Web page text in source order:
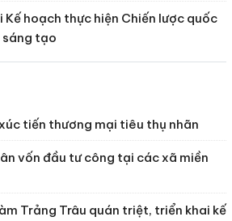
Kế hoạch thực hiện Chiến lược quốc
sáng tạo
tiến thương mại tiêu thụ nhãn
vốn đầu tư công tại các xã miền
Trảng Trâu quán triệt, triển khai kế